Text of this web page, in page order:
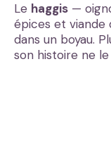
Le haggis —
épices et viande
dans un boyau.
son histoire ne